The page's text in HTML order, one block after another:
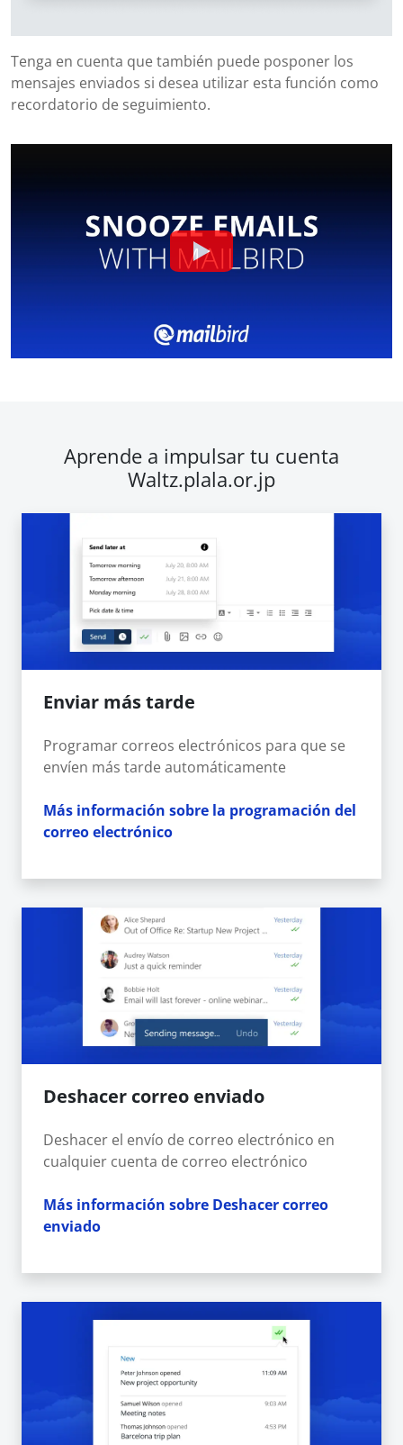
Tenga en cuenta que también puede posponer los
mensajes enviados si desea utilizar esta función como
recordatorio de seguimiento.
Aprende a impulsar tu cuenta
Waltz.plala.or.jp
Enviar más tarde
Programar correos electrónicos para que se
envíen más tarde automáticamente
Más información sobre la programación del
correo electrónico
Deshacer correo enviado
Deshacer el envío de correo electrónico en
cualquier cuenta de correo electrónico
Más información sobre Deshacer correo
enviado